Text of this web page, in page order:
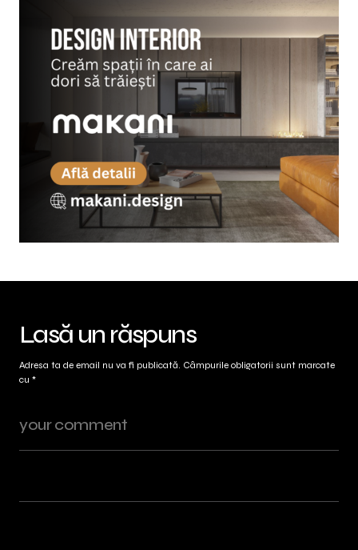
Lasă un răspuns
Adresa ta de email nu va fi publicată. Câmpurile obligatorii sunt marcate
cu *